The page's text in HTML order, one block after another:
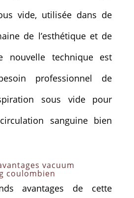
vide, utilisée dans de
de l’esthétique et de
nouvelle technique est
professionnel de
sous vide pour
sanguine bien
vacuum
coulombien
avantages de cette